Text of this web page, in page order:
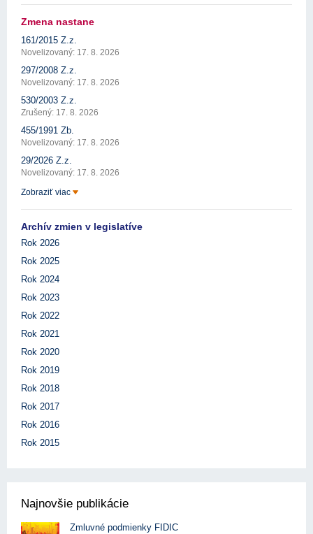
Zmena nastane
161/2015 Z.z.
Novelizovaný: 17. 8. 2026
297/2008 Z.z.
Novelizovaný: 17. 8. 2026
530/2003 Z.z.
Zrušený: 17. 8. 2026
455/1991 Zb.
Novelizovaný: 17. 8. 2026
29/2026 Z.z.
Novelizovaný: 17. 8. 2026
Zobraziť viac
Archív zmien v legislatíve
Rok 2026
Rok 2025
Rok 2024
Rok 2023
Rok 2022
Rok 2021
Rok 2020
Rok 2019
Rok 2018
Rok 2017
Rok 2016
Rok 2015
Najnovšie publikácie
Zmluvné podmienky FIDIC